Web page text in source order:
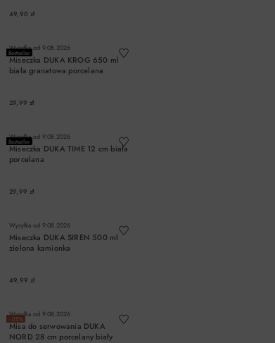
49,90 zł
Bestseller
Wysyłka od 9.08.2026
Miseczka DUKA KROG 650 ml
biała granatowa porcelana
29,99 zł
Bestseller
Wysyłka od 9.08.2026
Miseczka DUKA TIME 12 cm biała
porcelana
29,99 zł
Wysyłka od 9.08.2026
Miseczka DUKA SIREN 500 ml
zielona kamionka
49,99 zł
−25%
Wysyłka od 9.08.2026
Misa do serwowania DUKA
NORD 28 cm porcelany biały